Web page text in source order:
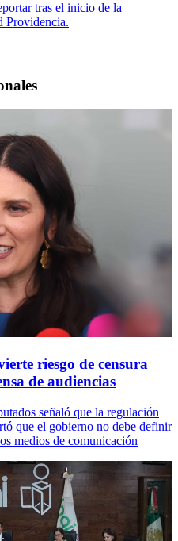
tras el inicio de la
Providencia.
riesgo de censura
de audiencias
señaló que la regulación
que el gobierno no debe definir
medios de comunicación